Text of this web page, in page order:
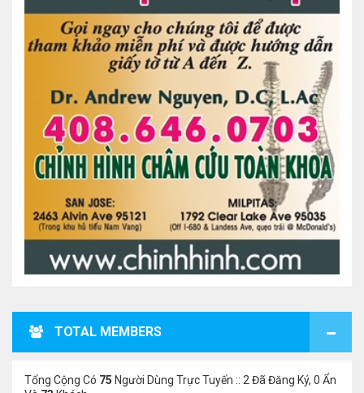
TOTAL MEMBERS
Tổng Cộng Có 75 Người Dùng Trực Tuyến :: 2 Đã Đăng Ký, 0 Ẩn